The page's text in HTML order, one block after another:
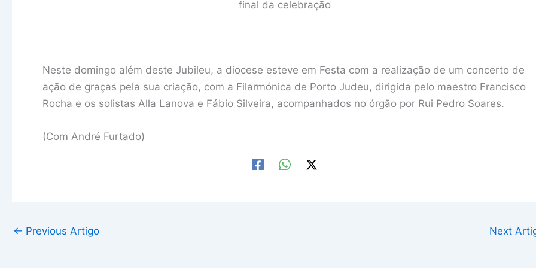
final da celebração
Neste domingo além deste Jubileu, a diocese esteve em Festa com a realização de um concerto de
ação de graças pela sua criação, com a Filarmónica de Porto Judeu, dirigida pelo maestro Francisco
Rocha e os solistas Alla Lanova e Fábio Silveira, acompanhados no órgão por Rui Pedro Soares.
(Com André Furtado)
← Previous Artigo Next